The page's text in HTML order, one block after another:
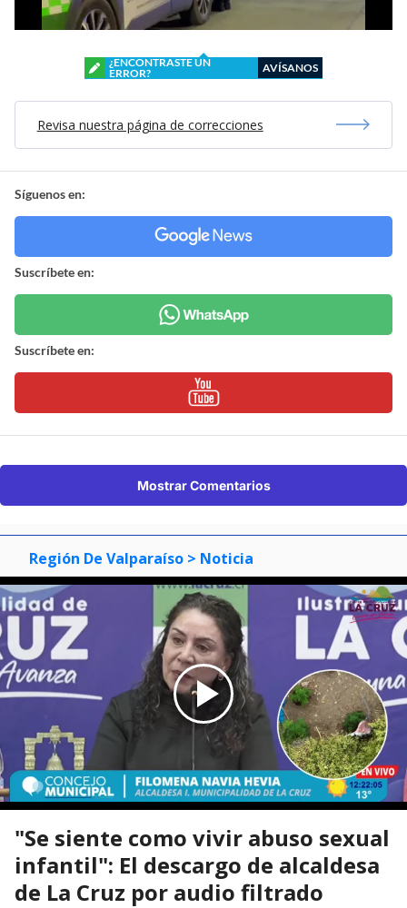
¿ENCONTRASTE UN
ERROR?
AVÍSANOS
Revisa nuestra página de correcciones
Síguenos en:
Suscríbete en:
Suscríbete en:
Mostrar Comentarios
Región De Valparaíso > Noticia
"Se siente como vivir abuso sexual
infantil": El descargo de alcaldesa
de La Cruz por audio filtrado